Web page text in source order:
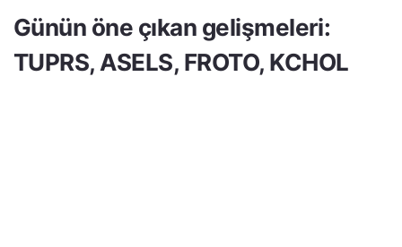
Günün öne çıkan gelişmeleri:
TUPRS, ASELS, FROTO, KCHOL